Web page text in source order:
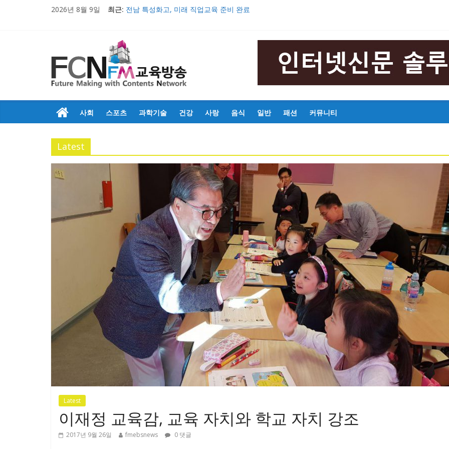
2026년 8월 9일 최근: 전남 특성화고, 미래 직업교육 준비 완료
2017 교육감배 시·군대항 초·중 구간마라톤대회 성황리 개최
우리 아이들의 행복한 미래만들기
사회 스포츠 과학기술 건강 사랑 음식 일반 패션 커뮤니티
Latest
Latest
이재정 교육감, 교육 자치와 학교 자치 강조
2017년 9월 26일 fmebsnews 0 댓글